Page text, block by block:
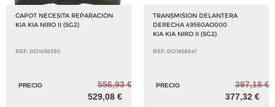
CAPOT NECESITA REPARACION
KIA KIA NIRO II (SG2)
REF: DO1458395
PRECIO
556,93 €
529,08 €
TRANSMISION DELANTERA
DERECHA 49560AO000
KIA KIA NIRO II (SG2)
REF: DO1458641
PRECIO
397,18 €
377,32 €